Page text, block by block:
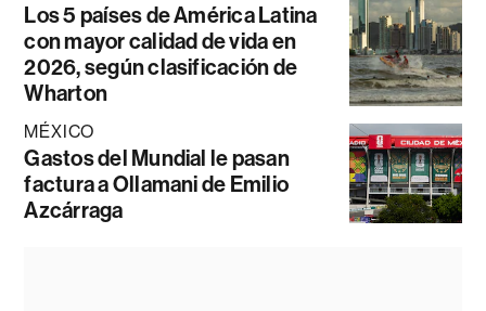
Los 5 países de América Latina
con mayor calidad de vida en
2026, según clasificación de
Wharton
MÉXICO
Gastos del Mundial le pasan
factura a Ollamani de Emilio
Azcárraga